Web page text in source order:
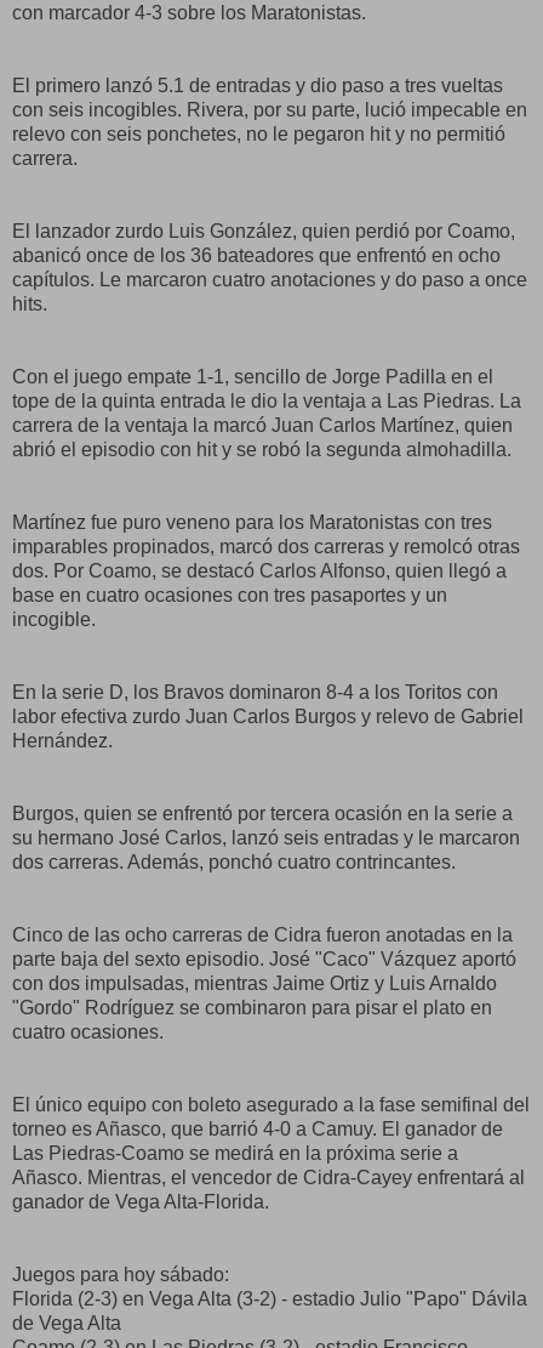
con marcador 4-3 sobre los Maratonistas.
El primero lanzó 5.1 de entradas y dio paso a tres vueltas
con seis incogibles. Rivera, por su parte, lució impecable en
relevo con seis ponchetes, no le pegaron hit y no permitió
carrera.
El lanzador zurdo Luis González, quien perdió por Coamo,
abanicó once de los 36 bateadores que enfrentó en ocho
capítulos. Le marcaron cuatro anotaciones y do paso a once
hits.
Con el juego empate 1-1, sencillo de Jorge Padilla en el
tope de la quinta entrada le dio la ventaja a Las Piedras. La
carrera de la ventaja la marcó Juan Carlos Martínez, quien
abrió el episodio con hit y se robó la segunda almohadilla.
Martínez fue puro veneno para los Maratonistas con tres
imparables propinados, marcó dos carreras y remolcó otras
dos. Por Coamo, se destacó Carlos Alfonso, quien llegó a
base en cuatro ocasiones con tres pasaportes y un
incogible.
En la serie D, los Bravos dominaron 8-4 a los Toritos con
labor efectiva zurdo Juan Carlos Burgos y relevo de Gabriel
Hernández.
Burgos, quien se enfrentó por tercera ocasión en la serie a
su hermano José Carlos, lanzó seis entradas y le marcaron
dos carreras. Además, ponchó cuatro contrincantes.
Cinco de las ocho carreras de Cidra fueron anotadas en la
parte baja del sexto episodio. José "Caco" Vázquez aportó
con dos impulsadas, mientras Jaime Ortiz y Luis Arnaldo
"Gordo" Rodríguez se combinaron para pisar el plato en
cuatro ocasiones.
El único equipo con boleto asegurado a la fase semifinal del
torneo es Añasco, que barrió 4-0 a Camuy. El ganador de
Las Piedras-Coamo se medirá en la próxima serie a
Añasco. Mientras, el vencedor de Cidra-Cayey enfrentará al
ganador de Vega Alta-Florida.
Juegos para hoy sábado:
Florida (2-3) en Vega Alta (3-2) - estadio Julio "Papo" Dávila
de Vega Alta